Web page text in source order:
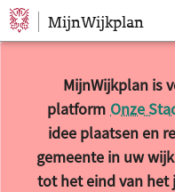
Sla navigatie over
MijnWijkplan
MijnWijkplan is
platform Onze
idee plaatsen en
gemeente in uw
tot het eind van het